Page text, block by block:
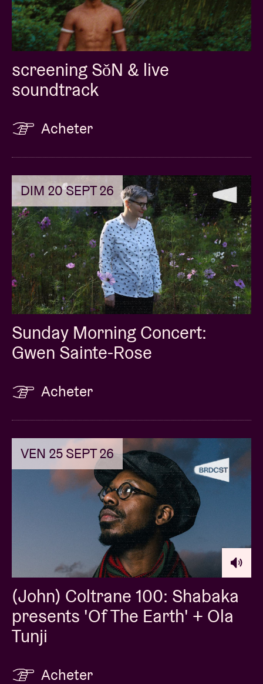
screening SǒN & live
soundtrack
Acheter
DIM 20 SEPT 26
Sunday Morning Concert:
Gwen Sainte-Rose
Acheter
VEN 25 SEPT 26
(John) Coltrane 100: Shabaka
presents 'Of The Earth' + Ola
Tunji
Acheter